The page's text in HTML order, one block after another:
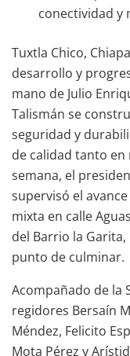
conectividad y
Tuxtla Chico,
desarrollo y
mano de Julio
Talismán se
seguridad y
de calidad tanto en
semana, el
supervisó el
mixta en calle
del Barrio la
punto de culminar.
Acompañado de la
regidores Bersaín
Méndez, Felicito
Mota Pérez y